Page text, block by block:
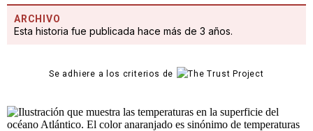
ARCHIVO
Esta historia fue publicada hace más de 3 años.
Se adhiere a los criterios de